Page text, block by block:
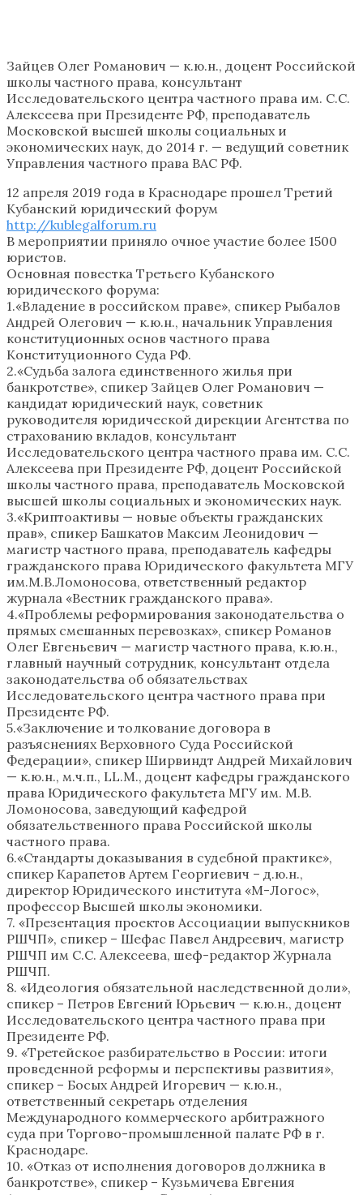
Зайцев Олег Романович — к.ю.н., доцент Российской
школы частного права, консультант
Исследовательского центра частного права им. С.С.
Алексеева при Президенте РФ, преподаватель
Московской высшей школы социальных и
экономических наук, до 2014 г. — ведущий советник
Управления частного права ВАС РФ.
12 апреля 2019 года в Краснодаре прошел Третий
Кубанский юридический форум
http://kublegalforum.ru
В мероприятии приняло очное участие более 1500
юристов.
Основная повестка Третьего Кубанского
юридического форума:
1.«Владение в российском праве», спикер Рыбалов
Андрей Олегович — к.ю.н., начальник Управления
конституционных основ частного права
Конституционного Суда РФ.
2.«Судьба залога единственного жилья при
банкротстве», спикер Зайцев Олег Романович —
кандидат юридический наук, советник
руководителя юридической дирекции Агентства по
страхованию вкладов, консультант
Исследовательского центра частного права им. С.С.
Алексеева при Президенте РФ, доцент Российской
школы частного права, преподаватель Московской
высшей школы социальных и экономических наук.
3.«Криптоактивы — новые объекты гражданских
прав», спикер Башкатов Максим Леонидович —
магистр частного права, преподаватель кафедры
гражданского права Юридического факультета МГУ
им.М.В.Ломоносова, ответственный редактор
журнала «Вестник гражданского права».
4.«Проблемы реформирования законодательства о
прямых смешанных перевозках», спикер Романов
Олег Евгеньевич — магистр частного права, к.ю.н.,
главный научный сотрудник, консультант отдела
законодательства об обязательствах
Исследовательского центра частного права при
Президенте РФ.
5.«Заключение и толкование договора в
разъяснениях Верховного Суда Российской
Федерации», спикер Ширвиндт Андрей Михайлович
— к.ю.н., м.ч.п., LL.M., доцент кафедры гражданского
права Юридического факультета МГУ им. М.В.
Ломоносова, заведующий кафедрой
обязательственного права Российской школы
частного права.
6.«Стандарты доказывания в судебной практике»,
спикер Карапетов Артем Георгиевич – д.ю.н.,
директор Юридического института «М-Логос»,
профессор Высшей школы экономики.
7. «Презентация проектов Ассоциации выпускников
РШЧП», спикер – Шефас Павел Андреевич, магистр
РШЧП им С.С. Алексеева, шеф-редактор Журнала
РШЧП.
8. «Идеология обязательной наследственной доли»,
спикер – Петров Евгений Юрьевич — к.ю.н., доцент
Исследовательского центра частного права при
Президенте РФ.
9. «Третейское разбирательство в России: итоги
проведенной реформы и перспективы развития»,
спикер – Босых Андрей Игоревич — к.ю.н.,
ответственный секретарь отделения
Международного коммерческого арбитражного
суда при Торгово-промышленной палате РФ в г.
Краснодаре.
10. «Отказ от исполнения договоров должника в
банкротстве», спикер – Кузьмичева Евгения